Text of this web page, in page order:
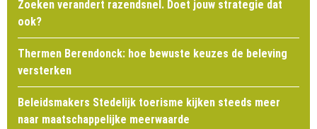
Zoeken verandert razendsnel. Doet jouw strategie dat
ook?
Thermen Berendonck: hoe bewuste keuzes de beleving
versterken
Beleidsmakers Stedelijk toerisme kijken steeds meer
naar maatschappelijke meerwaarde